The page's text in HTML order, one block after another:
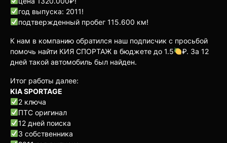
год выпуска: 2011!
подтвержденный пробег 115.600 км!
К нам в компанию обратился наш подписчик с просьбой
помочь найти КИЯ СПОРТАЖ в бюджете до 1.5
₽. За 12
дней такой автомобиль был найден.
Итог работы далее:
KIA SPORTAGE
2 ключа
ПТС оригинал
12 дней поиска
3 собственника